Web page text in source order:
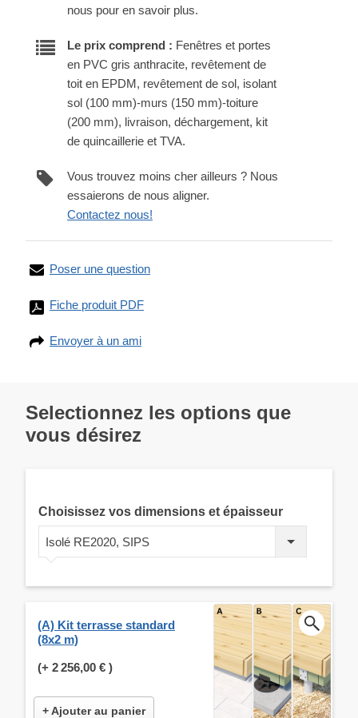
nous pour en savoir plus.
Le prix comprend : Fenêtres et portes
en PVC gris anthracite, revêtement de
toit en EPDM, revêtement de sol, isolant
sol (100 mm)-murs (150 mm)-toiture
(200 mm), livraison, déchargement, kit
de quincaillerie et TVA.
Vous trouvez moins cher ailleurs ? Nous
essaierons de nous aligner.
Contactez nous!
Poser une question
Fiche produit PDF
Envoyer à un ami
Selectionnez les options que
vous désirez
Choisissez vos dimensions et épaisseur
Isolé RE2020, SIPS
(A) Kit terrasse standard
(8x2 m)
(+ 2 256,00 € )
+ Ajouter au panier